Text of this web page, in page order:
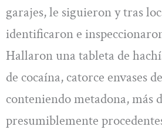
garajes, le siguieron y tras
identificaron e
Hallaron una tableta de
de cocaína, catorce envases
conteniendo metadona, más
presumiblemente